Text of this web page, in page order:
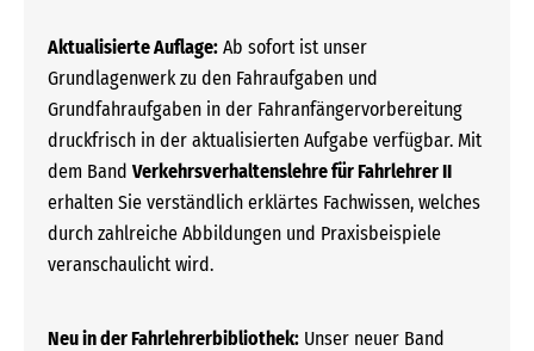
Aktualisierte Auflage: Ab sofort ist unser
Grundlagenwerk zu den Fahraufgaben und
Grundfahraufgaben in der Fahranfängervorbereitung
druckfrisch in der aktualisierten Aufgabe verfügbar. Mit
dem Band Verkehrsverhaltenslehre für Fahrlehrer II
erhalten Sie verständlich erklärtes Fachwissen, welches
durch zahlreiche Abbildungen und Praxisbeispiele
veranschaulicht wird.
Neu in der Fahrlehrerbibliothek: Unser neuer Band